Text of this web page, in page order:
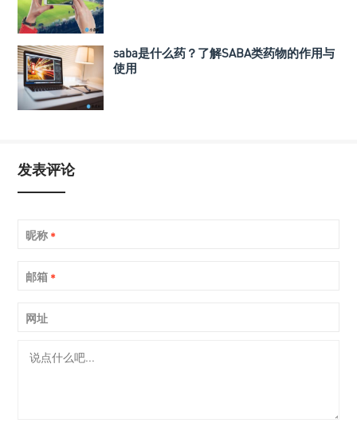
saba是什么药？了解SABA类药物的作用与
使用
发表评论
昵称 *
邮箱 *
网址